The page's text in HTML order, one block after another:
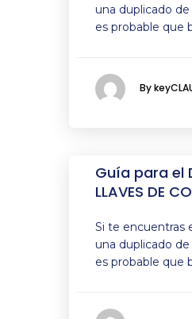
una duplicado
es probable que
By
Guía para el
LLAVES DE
Si te encuentras
una duplicado
es probable que